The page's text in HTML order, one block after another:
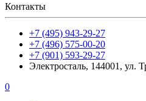
Контакты
+7 (495) 943-29-27
+7 (496) 575-00-20
+7 (901) 593-29-27
Электросталь, 144001, ул.
0